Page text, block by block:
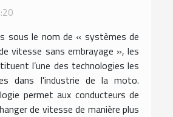
sous le nom de « systèmes de
vitesse sans embrayage », les
l’une des technologies les
dans l'industrie de la moto.
permet aux conducteurs de
de vitesse de manière plus